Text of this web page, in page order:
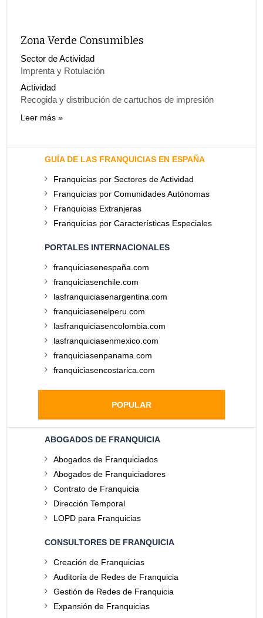
Zona Verde Consumibles
Sector de Actividad
Imprenta y Rotulación
Actividad
Recogida y distribución de cartuchos de impresión
Leer más
GUÍA DE LAS FRANQUICIAS EN ESPAÑA
Franquicias por Sectores de Actividad
Franquicias por Comunidades Autónomas
Franquicias Extranjeras
Franquicias por Características Especiales
PORTALES INTERNACIONALES
franquiciasenespaña.com
franquiciasenchile.com
lasfranquiciasenargentina.com
franquiciasenelperu.com
lasfranquiciasencolombia.com
lasfranquiciasenmexico.com
franquiciasenpanama.com
franquiciasencostarica.com
POPULAR
ABOGADOS DE FRANQUICIA
Abogados de Franquiciados
Abogados de Franquiciadores
Contrato de Franquicia
Dirección Temporal
LOPD para Franquicias
CONSULTORES DE FRANQUICIA
Creación de Franquicias
Auditoría de Redes de Franquicia
Gestión de Redes de Franquicia
Expansión de Franquicias